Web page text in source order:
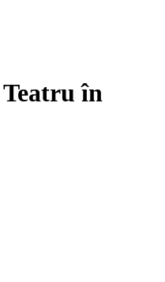
Teatru în